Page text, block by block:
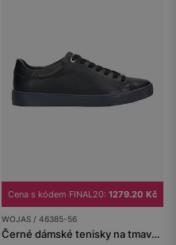
Cena s kódem FINAL20: 1279.20 Kč
WOJAS / 46385-56
Černé dámské tenisky na tmavě modré podrážce